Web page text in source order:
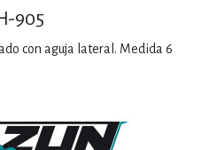
905
con aguja lateral. Medida 6